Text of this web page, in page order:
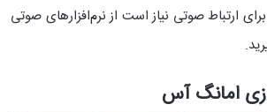
ارتباط صوتی نیاز است از نرم‌افزارهای صوتی
امانگ آس